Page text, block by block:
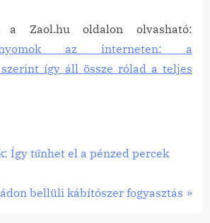
Zaol.hu oldalon olvasható:
az interneten: a
szerint így áll össze rólad a teljes
Így tűnhet el a pénzed percek
bellüli kábítószer fogyasztás